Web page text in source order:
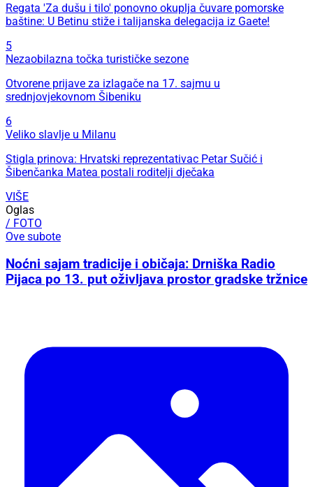
Regata 'Za dušu i tilo' ponovno okuplja čuvare pomorske
baštine: U Betinu stiže i talijanska delegacija iz Gaete!
5
Nezaobilazna točka turističke sezone
Otvorene prijave za izlagače na 17. sajmu u
srednjovjekovnom Šibeniku
6
Veliko slavlje u Milanu
Stigla prinova: Hrvatski reprezentativac Petar Sučić i
Šibenčanka Matea postali roditelji dječaka
VIŠE
Oglas
/ FOTO
Ove subote
Noćni sajam tradicije i običaja: Drniška Radio
Pijaca po 13. put oživljava prostor gradske tržnice